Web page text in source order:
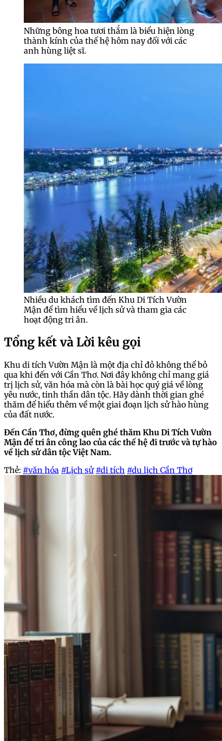
Những bông hoa tươi thắm là biểu hiện lòng
thành kính của thế hệ hôm nay đối với các
anh hùng liệt sĩ.
Nhiều du khách tìm đến Khu Di Tích Vườn
Mận để tìm hiểu về lịch sử và tham gia các
hoạt động tri ân.
Tổng kết và Lời kêu gọi
Khu di tích Vườn Mận là một địa chỉ đỏ không thể bỏ
qua khi đến với Cần Thơ. Nơi đây không chỉ mang giá
trị lịch sử, văn hóa mà còn là bài học quý giá về lòng
yêu nước, tinh thần dân tộc. Hãy dành thời gian ghé
thăm để hiểu thêm về một giai đoạn lịch sử hào hùng
của đất nước.
Đến Cần Thơ, đừng quên ghé thăm Khu Di Tích Vườn
Mận để tri ân công lao của các thế hệ đi trước và tự hào
về lịch sử dân tộc Việt Nam.
Thẻ: #văn hóa #Lịch sử #di tích #du lịch Cần Thơ